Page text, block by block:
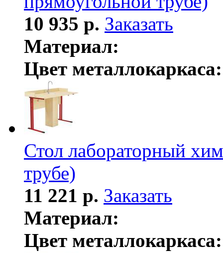
10 935 р. Заказать
Материал:
Цвет металлокаркаса:
Стол лабораторный
трубе)
11 221 р. Заказать
Материал:
Цвет металлокаркаса: